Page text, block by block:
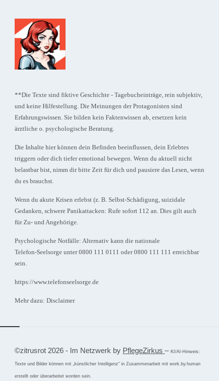
**Die Texte sind fiktive Geschichte - Tagebucheinträge, rein subjektiv,
und keine Hilfestellung. Die Meinungen der Protagonisten sind
Erfahrungswissen. Sie bilden kein Faktenwissen ab, ersetzen kein
ärztliche o. psychologische Beratung.
Die Inhalte hier können dein Befinden beeinflussen, dein Erlebtes
triggern oder dich tiefer emotional bewegen. Wenn du aktuell nicht
belastbar bist, nimm dir bitte Zeit für dich und pausiere das Lesen, wenn
du es brauchst.
Wenn du akute Krisen erlebst (z. B. Selbst‑Schädigung, suizidale
Gedanken, schwere Panikattacken: Rufe sofort 112 an. Dies gilt auch
für Zu- und Angehörige.
Psychologische Notfälle: Alternativ kann die nationale
Telefon‑Seelsorge unter 0800 111 0111 oder 0800 111 111 erreichbar
sein.
https://www.telefonseelsorge.de
Mehr dazu: Disclaimer
©zitrusrot 2026 - Im Netzwerk by ⁣PflegeZirkus – KI/AI-Hinweis:
Texte und Bilder können mit „künstlicher Intelligenz“ in Zusammenarbeit mit work.by.human
erstellt oder überarbeitet worden sein.